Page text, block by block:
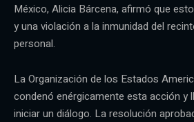
México, Alicia Bárcena, afirmó que
y una violación a la inmunidad del
personal.
La Organización de los Estados
condenó enérgicamente esta acción y
iniciar un diálogo. La resolución